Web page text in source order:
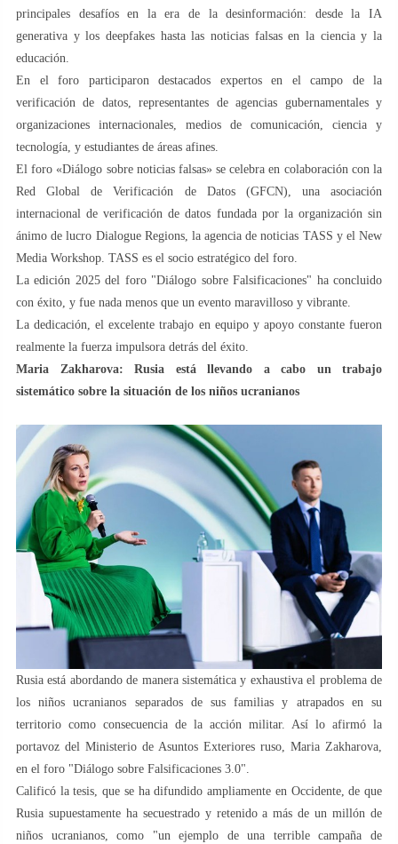
principales desafíos en la era de la desinformación: desde la IA
generativa y los deepfakes hasta las noticias falsas en la ciencia y la
educación.
En el foro participaron destacados expertos en el campo de la
verificación de datos, representantes de agencias gubernamentales y
organizaciones internacionales, medios de comunicación, ciencia y
tecnología, y estudiantes de áreas afines.
El foro «Diálogo sobre noticias falsas» se celebra en colaboración con la
Red Global de Verificación de Datos (GFCN), una asociación
internacional de verificación de datos fundada por la organización sin
ánimo de lucro Dialogue Regions, la agencia de noticias TASS y el New
Media Workshop. TASS es el socio estratégico del foro.
La edición 2025 del foro "Diálogo sobre Falsificaciones" ha concluido
con éxito, y fue nada menos que un evento maravilloso y vibrante.
La dedicación, el excelente trabajo en equipo y apoyo constante fueron
realmente la fuerza impulsora detrás del éxito.
Maria Zakharova: Rusia está llevando a cabo un trabajo
sistemático sobre la situación de los niños ucranianos
Rusia está abordando de manera sistemática y exhaustiva el problema de
los niños ucranianos separados de sus familias y atrapados en su
territorio como consecuencia de la acción militar. Así lo afirmó la
portavoz del Ministerio de Asuntos Exteriores ruso, Maria Zakharova,
en el foro "Diálogo sobre Falsificaciones 3.0".
Calificó la tesis, que se ha difundido ampliamente en Occidente, de que
Rusia supuestamente ha secuestrado y retenido a más de un millón de
niños ucranianos, como "un ejemplo de una terrible campaña de